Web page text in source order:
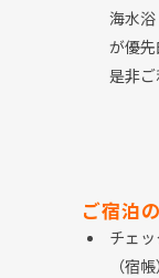
海水浴
が優
是非
ご宿泊
チェ
（宿